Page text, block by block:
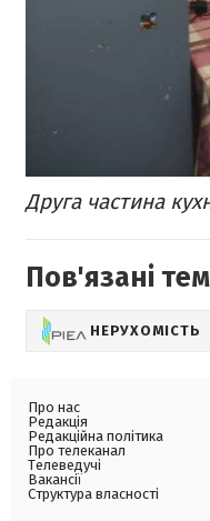
Друга частина
Пов'язані
НЕРУХОМІСТЬ
Про нас
Редакція
Редакційна політика
Про телеканал
Телеведучі
Вакансії
Структура власності